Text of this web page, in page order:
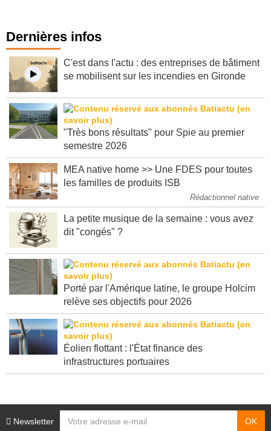
Dernières infos
C'est dans l'actu : des entreprises de bâtiment
"Très bons résultats" pour Spie au premier
MEA native home >> Une FDES pour toutes
Rédactionnel native
La petite musique de la semaine : vous avez
Porté par l'Amérique latine, le groupe Holcim
Éolien flottant : l'État finance des